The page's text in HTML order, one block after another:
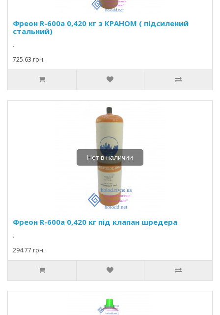
Фреон R-600а 0,420 кг з КРАНОМ ( підсилений
стальний)
..
725.63 грн.
Нет в наличии
Фреон R-600а 0,420 кг під клапан шредера
..
294.77 грн.